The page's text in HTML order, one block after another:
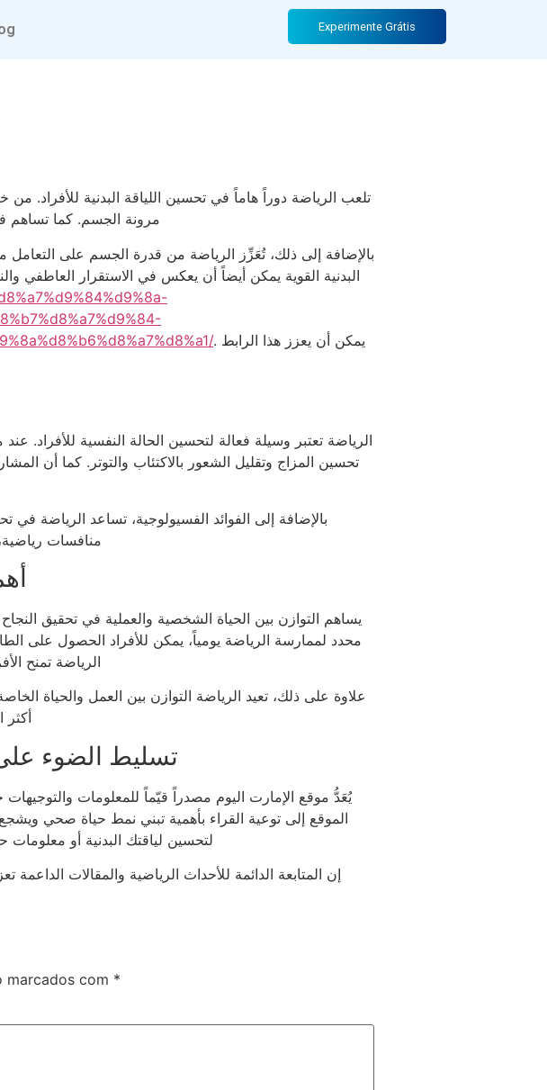
Experimente Grátis
and mental
تلعب الرياضة دوراً هاماً في تحسين اللياقة البدنية للأفراد.
مرونة الجسم. كما تساهم
بالإضافة إلى ذلك، تُعَزِّز الرياضة من قدرة الجسم على
البدنية القوية يمكن أيضاً أن يعكس في الاستقرار العاطفي
. يمكن أن يعزز هذا الرابط
الرياضة تعتبر وسيلة فعالة لتحسين الحالة النفسية للأفراد.
تحسين المزاج وتقليل الشعور بالاكتئاب والتوتر. كما أن
بالإضافة إلى الفوائد الفسيولوجية، تساعد
منافسات
يساهم التوازن بين الحياة الشخصية والعملية في تحقيق
محدد لممارسة الرياضة يومياً، يمكن للأفراد الحصول على
الرياضة تمنح
علاوة على ذلك، تعيد الرياضة التوازن بين العمل والحياة
تسليط الضوء
يُعَدُّ موقع الإمارت اليوم مصدراً قيّماً للمعلومات
الموقع إلى توعية القراء بأهمية تبني نمط حياة صحي
لتحسين لياقتك البدنية أو
إن المتابعة الدائمة للأحداث الرياضية والمقالات
marcados com *